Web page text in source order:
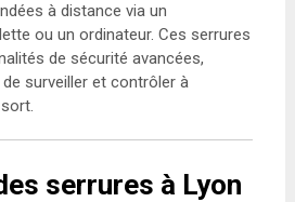
à distance via un
ou un ordinateur. Ces serrures
de sécurité avancées,
surveiller et contrôler à
serrures à Lyon